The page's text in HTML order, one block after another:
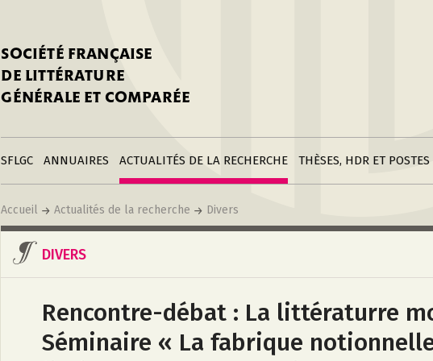
SOCIÉTÉ FRANÇAISE
DE LITTÉRATURE
GÉNÉRALE ET COMPARÉE
SFLGC
Adhérer à la SFLGC
Publier sur ce site
LiensANNUAIRES
Créer une fiche
annuaire
Modifier sa fiche
annuaire
Créer une fiche
institutionACTUALITÉS DE LA RECHERCHE
Divers
Soumettre une
annonce
THÈSES, HDR ET POSTES
Postes
Accueil Actualités de la recherche Divers
DIVERS
Rencontre-débat : La littératurre
Séminaire « La fabrique